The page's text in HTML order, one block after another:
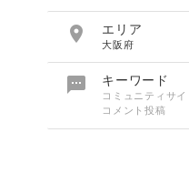
 エリア
大阪府
 キーワード
コミュニティサ
コメント投稿